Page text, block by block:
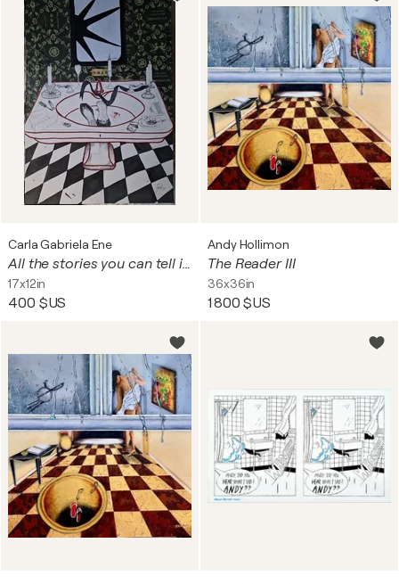
Carla Gabriela Ene
All the stories you can tell in a bathroom
17x12in
400 $US
Andy Hollimon
The Reader III
36x36in
1 800 $US